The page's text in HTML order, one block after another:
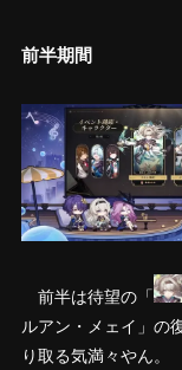
前半期間
前半は待望の「
ルアン・メェイ」の
り取る気満々やん。